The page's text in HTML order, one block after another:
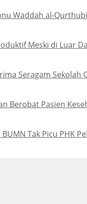
Waddah al-Qurthubi
Meski di Luar
Seragam
Berobat Pasien
Tak Picu PHK